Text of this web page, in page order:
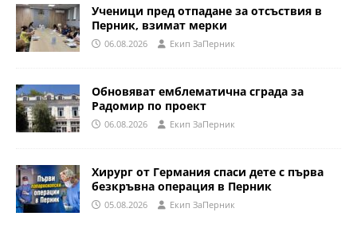
Ученици пред отпадане за отсъствия в
Перник, взимат мерки
06.08.2026 Eкип ЗаПерник
Обновяват емблематична сграда за
Радомир по проект
06.08.2026 Eкип ЗаПерник
Хирург от Германия спаси дете с първа
безкръвна операция в Перник
05.08.2026 Eкип ЗаПерник